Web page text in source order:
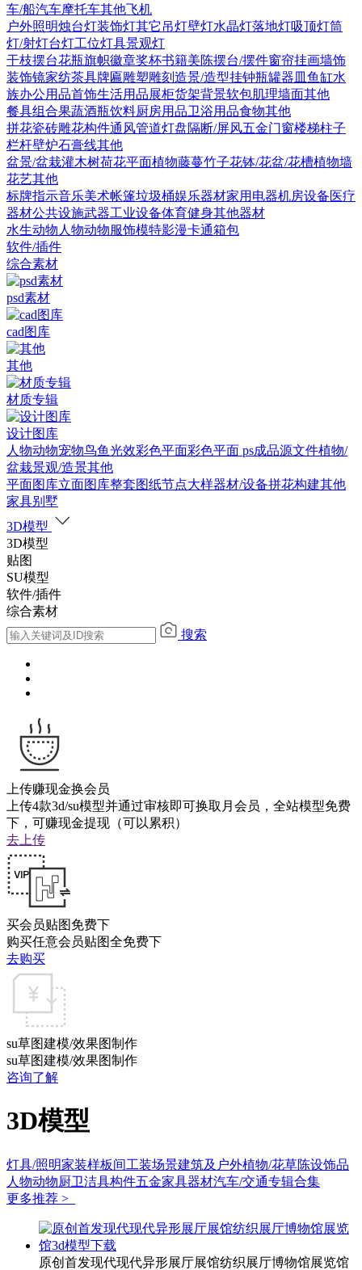
车/船汽车摩托车其他飞机
户外照明烛台灯装饰灯其它 吊灯壁灯水晶灯落地灯吸顶灯筒
灯/射灯台灯工位灯具景观灯
干枝摆台花瓶旗帜徽章奖杯书籍美陈摆台/摆件窗帘挂画墙饰
装饰镜家纺茶具牌匾雕塑雕刻 造景/造型挂钟瓶罐器皿 鱼缸水
族办公用品首饰生活用品展柜货架背景软包肌理墙面其他
餐具组合果蔬酒瓶饮料厨房用品卫浴用品食物其他
拼花瓷砖雕花构件通风管道灯盘隔断/屏风五金门窗楼梯柱子
栏杆壁炉石膏线其他
盆景/盆栽灌木树荷花平面植物藤蔓竹子花钵/花盆/花槽植物墙
花艺其他
标牌指示音乐美术帐篷垃圾桶娱乐器材家用电器机房设备医疗
器材公共设施武器工业设备体育健身其他器材
水生动物 人物动物服饰模特影漫卡通箱包
软件/插件
综合素材
psd素材
cad图库
其他
材质专辑
设计图库
人物动物宠物鸟鱼光效彩色平面彩色平面 ps成品源文件植物/
盆栽景观/造景其他
平面图库立面图库整套图纸节点大样器材/设备拼花构建其他
家具别墅
3D模型
3D模型
贴图
SU模型
软件/插件
综合素材
搜索
上传赚现金换会员
上传4款3d/su模型并通过审核即可换取月会员，全站模型免费
下，可赚现金提现（可以累积）
去上传
买会员贴图免费下
购买任意会员贴图全免费下
去购买
su草图建模/效果图制作
su草图建模/效果图制作
咨询了解
3D模型
灯具/照明家装样板间工装场景建筑及户外植物/花草陈设饰品
人物动物厨卫洁具构件五金家具器材汽车/交通专辑合集
更多推荐 >
原创首发现代现代异形展厅展馆纺织展厅博物馆展览馆